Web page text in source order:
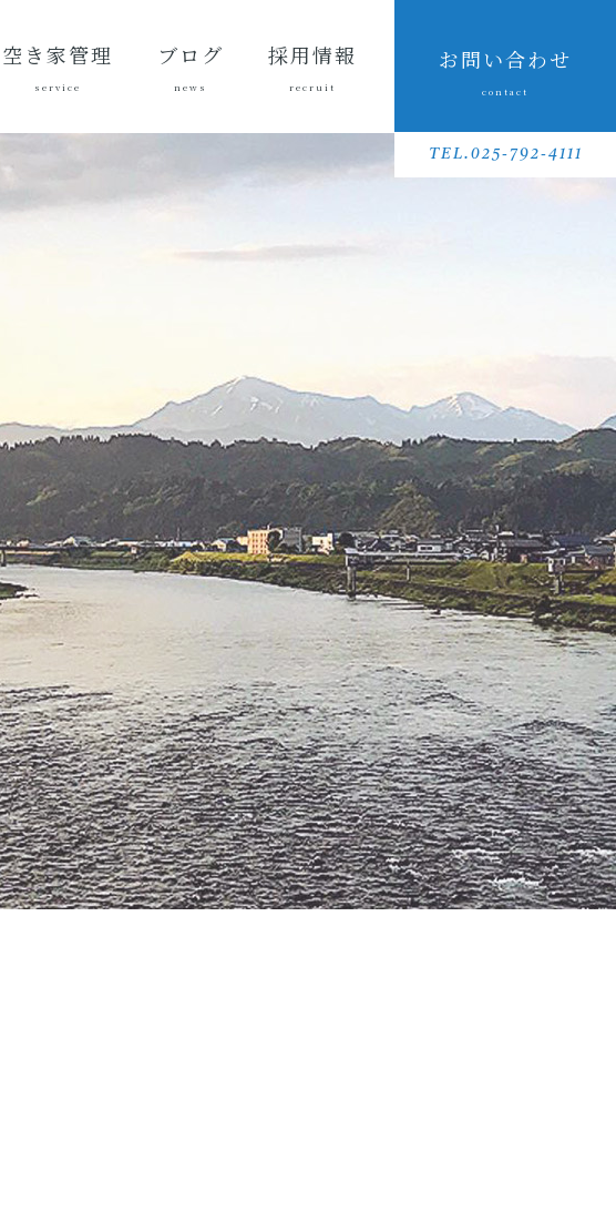
空き家管理
service
ービスとは？
動内容
流れ
ブログ
news
ログ
ブログ
風景
採用情報
recruit
ージ
くというこ
三友組
厚生・社内
動画
ンタビュー
るお問い合
お問い合わせ
contact
TEL.025-792-4111